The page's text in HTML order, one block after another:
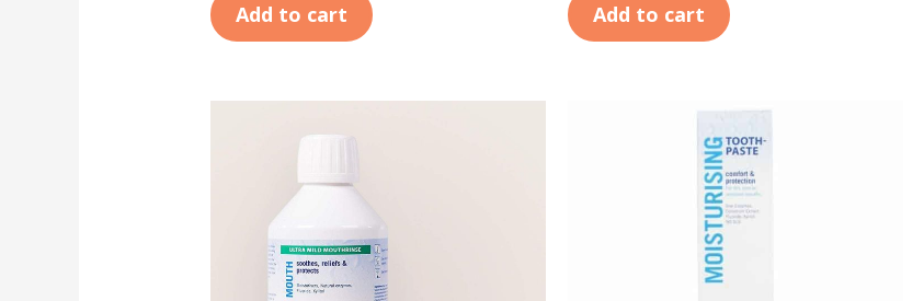
Add to cart Add to cart